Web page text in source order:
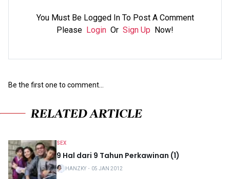
You Must Be Logged In To Post A Comment
Please Login Or Sign Up Now!
Be the first one to comment...
RELATED ARTICLE
SEX
9 Hal dari 9 Tahun Perkawinan (1)
HANZKY ・ 05 JAN 2012